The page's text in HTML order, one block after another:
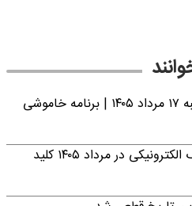
جدول قطعی برق کرمان روز شنبه ۱۷ مرداد ۱۴۰۵ | برنامه خاموشی
خبر فوری؛ افزایش اعتبار کالابرگ الکترونیکی در مرداد ۱۴۰۵ کلید